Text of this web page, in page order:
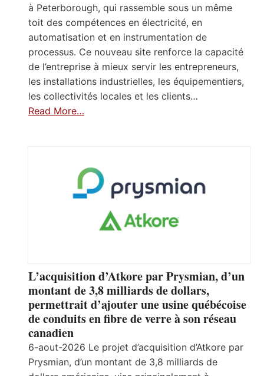
à Peterborough, qui rassemble sous un même
toit des compétences en électricité, en
automatisation et en instrumentation de
processus. Ce nouveau site renforce la capacité
de l’entreprise à mieux servir les entrepreneurs,
les installations industrielles, les équipementiers,
les collectivités locales et les clients…
Read More…
L’acquisition d’Atkore par Prysmian, d’un
montant de 3,8 milliards de dollars,
permettrait d’ajouter une usine québécoise
de conduits en fibre de verre à son réseau
canadien
6-aout-2026 Le projet d’acquisition d’Atkore par
Prysmian, d’un montant de 3,8 milliards de